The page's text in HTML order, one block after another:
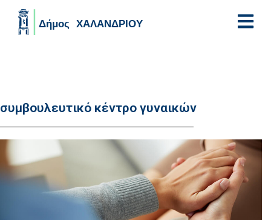
συμβουλευτικό κέντρο γυναικών